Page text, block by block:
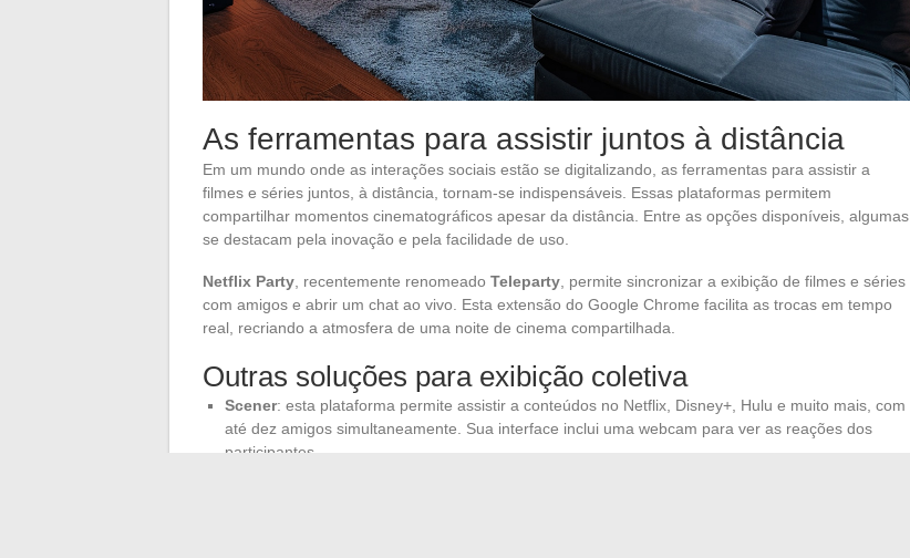
As ferramentas para assistir juntos à distância
Em um mundo onde as interações sociais estão se digitalizando, as ferramentas para assistir a
filmes e séries juntos, à distância, tornam-se indispensáveis. Essas plataformas permitem
compartilhar momentos cinematográficos apesar da distância. Entre as opções disponíveis, algumas
se destacam pela inovação e pela facilidade de uso.
Netflix Party , recentemente renomeado Teleparty , permite sincronizar a exibição de filmes e séries
com amigos e abrir um chat ao vivo. Esta extensão do Google Chrome facilita as trocas em tempo
real, recriando a atmosfera de uma noite de cinema compartilhada.
Outras soluções para exibição coletiva
Scener: esta plataforma permite assistir a conteúdos no Netflix, Disney+, Hulu e muito mais, com
até dez amigos simultaneamente. Sua interface inclui uma webcam para ver as reações dos
participantes.